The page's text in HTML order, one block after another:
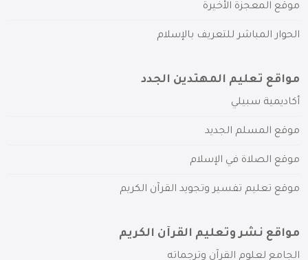
موقع المعجزة الأخيرة
الحوار المباشر للتعريف بالإسلام
مواقع تعليم المهتدين الجدد
أكاديمية سبيلي
موقع المسلم الجديد
موقع الصلاة في الإسلام
موقع تعليم تفسير وتجويد القرآن الكريم
مواقع نشر وتعليم القرآن الكريم
الجامع لعلوم القرآن وترجماته